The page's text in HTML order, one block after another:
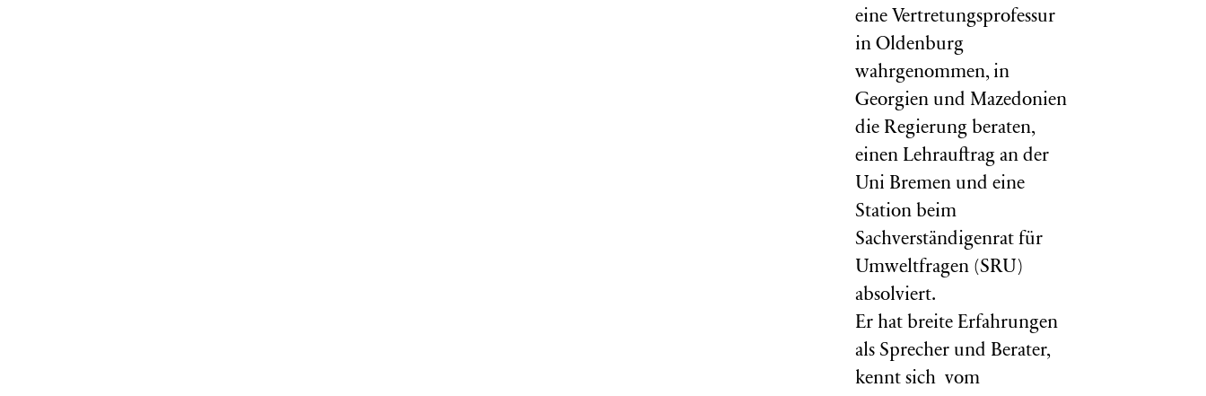
eine Vertretungsprofessur
in Oldenburg
wahrgenommen, in
Georgien und Mazedonien
die Regierung beraten,
einen Lehrauftrag an der
Uni Bremen und eine
Station beim
Sachverständigenrat für
Umweltfragen (SRU )
absolviert.
Er hat breite Erfahrungen
als Sprecher und Berater,
kennt sich vom